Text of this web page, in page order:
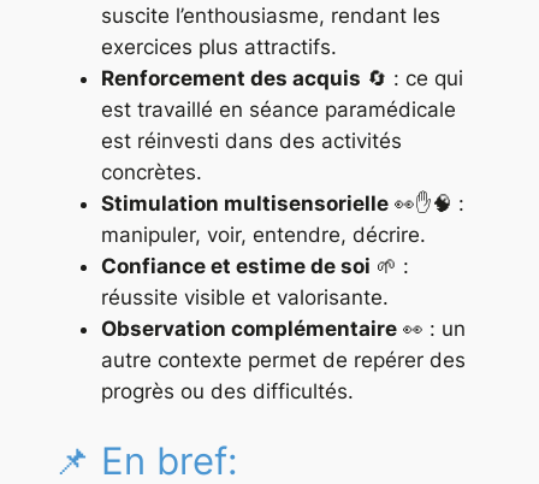
suscite l’enthousiasme, rendant les
exercices plus attractifs.
Renforcement des acquis 🔄 : ce qui
est travaillé en séance paramédicale
est réinvesti dans des activités
concrètes.
Stimulation multisensorielle👀✋🧠 :
manipuler, voir, entendre, décrire.
Confiance et estime de soi 🌱 :
réussite visible et valorisante.
Observation complémentaire👀 : un
autre contexte permet de repérer des
progrès ou des difficultés.
📌 En bref: